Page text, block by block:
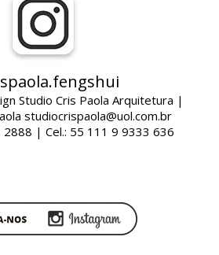
Studio Cris Paola Arquitetura |
studiocrispaola@uol.com.br
2888 | Cel.: 55 111 9 9333 636